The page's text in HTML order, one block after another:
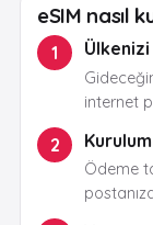
eSIM nasıl
1
internet
2
Ödeme